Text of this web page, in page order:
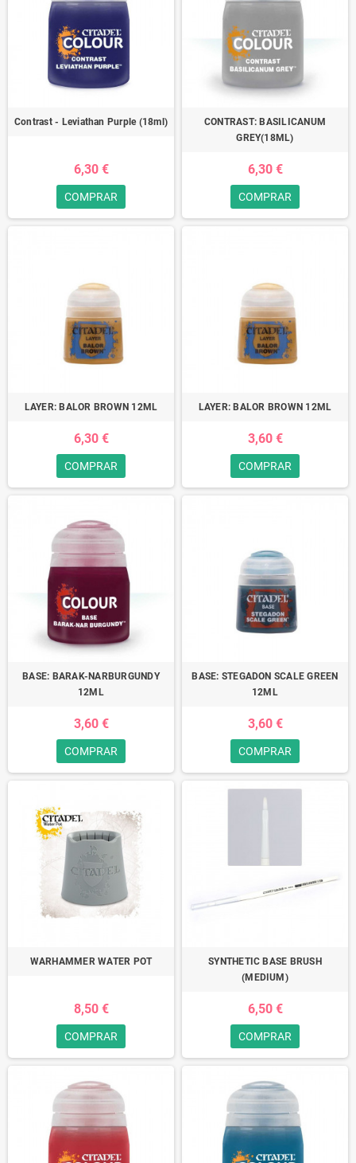
Contrast - Leviathan Purple (18ml)
6,30 €
COMPRAR
CONTRAST: BASILICANUM
GREY(18ML)
6,30 €
COMPRAR
LAYER: BALOR BROWN 12ML
6,30 €
COMPRAR
LAYER: BALOR BROWN 12ML
3,60 €
COMPRAR
BASE: BARAK-NARBURGUNDY
12ML
3,60 €
COMPRAR
BASE: STEGADON SCALE GREEN
12ML
3,60 €
COMPRAR
WARHAMMER WATER POT
8,50 €
COMPRAR
SYNTHETIC BASE BRUSH
(MEDIUM)
6,50 €
COMPRAR